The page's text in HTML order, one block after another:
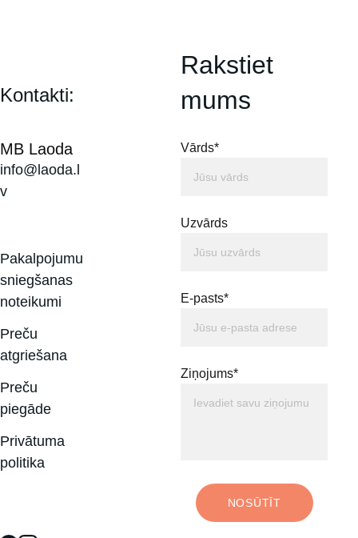
Rakstiet
mums
Vārds*
Uzvārds
E-pasts*
Ziņojums*
NOSŪTĪT
MB Laoda
Kontakti:
info@laoda.l
v
Pakalpojumu
sniegšanas
noteikumi
Preču
atgriešana
Preču
piegāde
Privātuma
politika